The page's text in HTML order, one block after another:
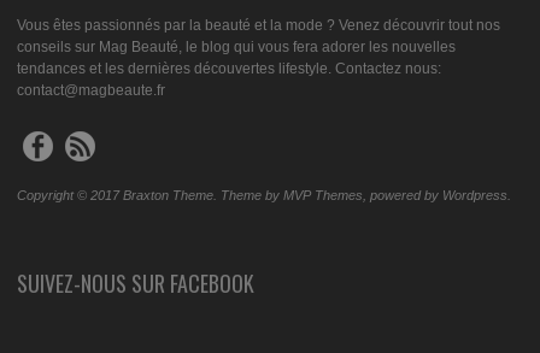
Vous êtes passionnés par la beauté et la mode ? Venez découvrir tout nos
conseils sur Mag Beauté, le blog qui vous fera adorer les nouvelles
tendances et les dernières découvertes lifestyle. Contactez nous:
contact@magbeaute.fr
Copyright © 2017 Braxton Theme. Theme by MVP Themes, powered by Wordpress.
SUIVEZ-NOUS SUR FACEBOOK